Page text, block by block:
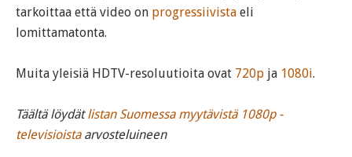
tarkoittaa että video on progressiivista eli
lomittamatonta.
Muita yleisiä HDTV-resoluutioita ovat 720p ja 1080i.
Täältä löydätlistan Suomessa myytävistä 1080p -
televisioistaarvosteluineen